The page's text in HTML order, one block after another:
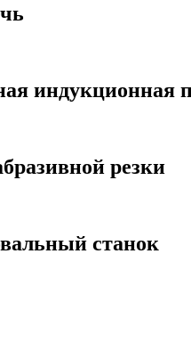
индукционная
резки
станок